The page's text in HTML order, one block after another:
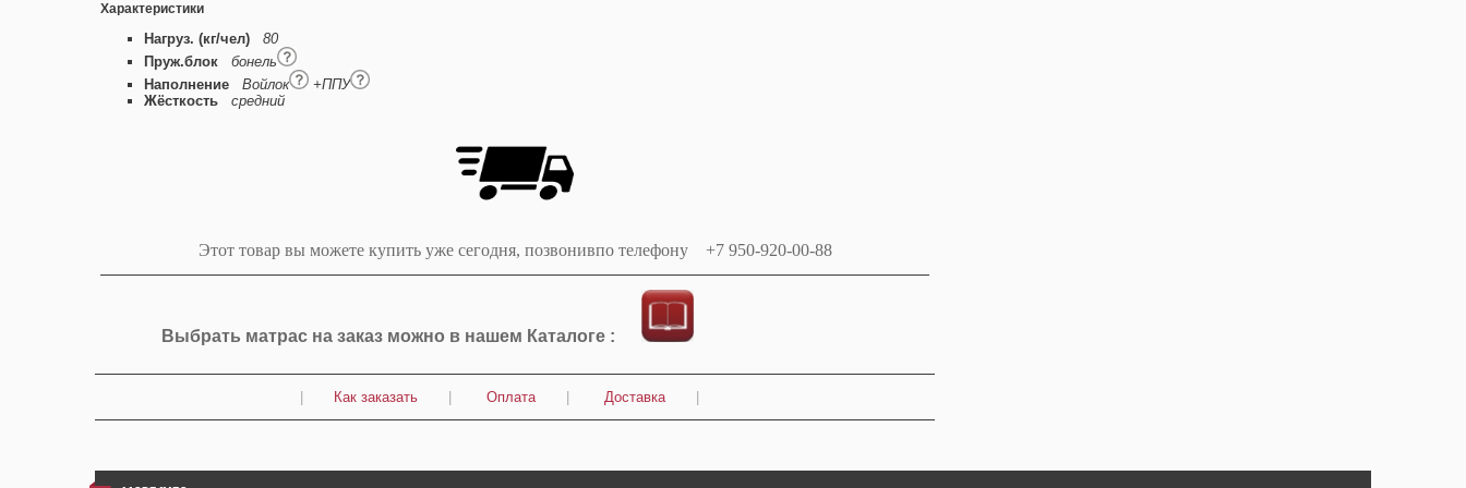
Характеристики
Нагруз. (кг/чел)
80
Пруж.блок
бонель
Наполнение
Войлок
+ППУ
Жёсткость
средний
Этот товар вы можете купить уже сегодня, позвонивпо телефону +7 950-920-00-88
Выбрать матрас на заказ можно в нашем Каталоге :
Как заказать Оплата Доставка